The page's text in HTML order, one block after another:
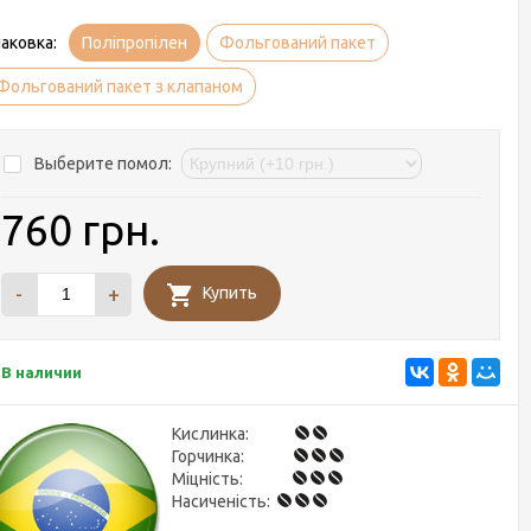
Поліпропілен Фольгований пакет
пакет з клапаном
Выберите помол:
760 грн.
- + Купить
В наличии
Кислинка:
Горчинка:
Міцність:
Насиченість: